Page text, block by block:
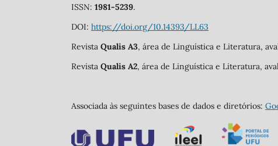
ISSN: 1981-5239.
DOI: https://doi.org/10.14393/LL63
Revista Qualis A3, área de Linguística e Literatura,
Revista Qualis A2, área de Linguística e Literatura,
Associada às seguintes bases de dados e diretórios: